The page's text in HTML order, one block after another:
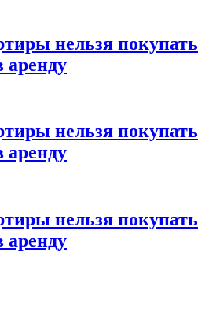
нельзя покупать
аренду
нельзя покупать
аренду
нельзя покупать
аренду